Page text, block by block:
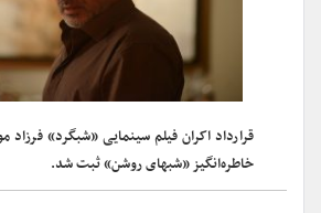
قرارداد اکران فیلم سینمایی «شبگرد» فرزاد
خاطره‌انگیز «شبهای روشن» ثبت شد.